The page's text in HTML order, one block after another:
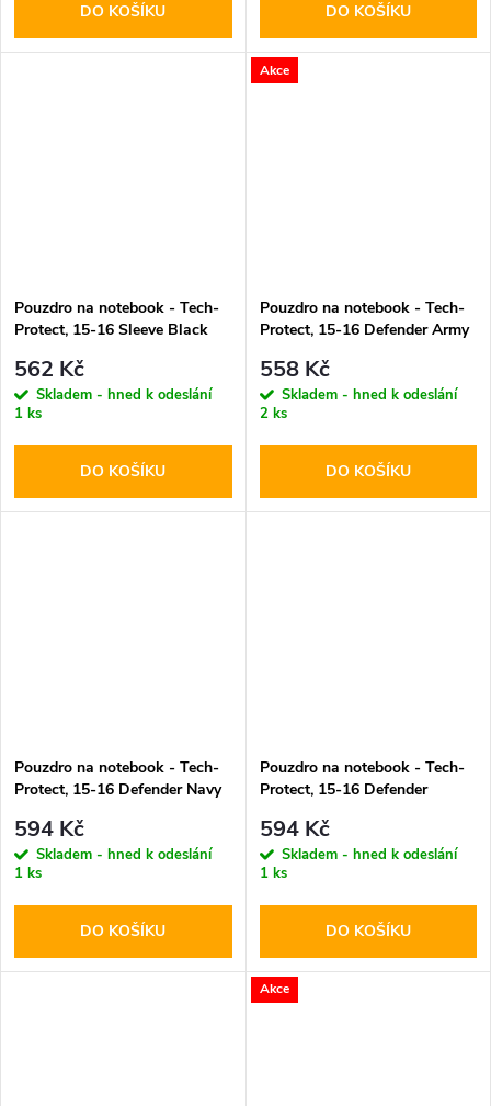
DO KOŠÍKU DO KOŠÍKU
Pouzdro na notebook - Tech-
Protect, 15-16 Sleeve Black
562 Kč
Skladem - hned k odeslání
1 ks
DO KOŠÍKU
Akce
Pouzdro na notebook - Tech-
Protect, 15-16 Defender Army
558 Kč
Skladem - hned k odeslání
2 ks
DO KOŠÍKU
Pouzdro na notebook - Tech-
Protect, 15-16 Defender Navy
594 Kč
Skladem - hned k odeslání
1 ks
DO KOŠÍKU
Pouzdro na notebook - Tech-
Protect, 15-16 Defender
594 Kč
Skladem - hned k odeslání
1 ks
DO KOŠÍKU
Akce